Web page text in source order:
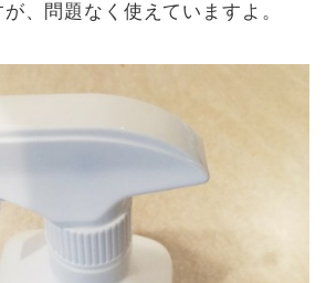
、問題なく使えていますよ。